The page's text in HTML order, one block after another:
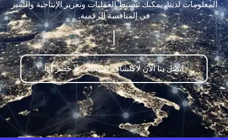
المعلومات لدينا، يمكنك تبسيط العمليات وتعزيز الإنتاجية والتميز
في المنافسة الرقمية.
اتصل بنا الآن لاكتشاف إمكانيات لا حصر لها